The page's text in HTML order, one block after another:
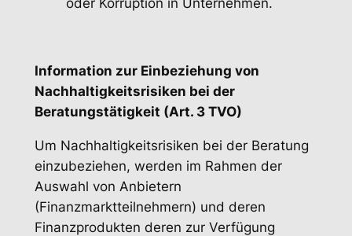
oder Korruption in Unternehmen.
Information zur Einbeziehung von
Nachhaltigkeitsrisiken bei der
Beratungstätigkeit (Art. 3 TVO)
Um Nachhaltigkeitsrisiken bei der Beratung
einzubeziehen, werden im Rahmen der
Auswahl von Anbietern
(Finanzmarktteilnehmern) und deren
Finanzprodukten deren zur Verfügung